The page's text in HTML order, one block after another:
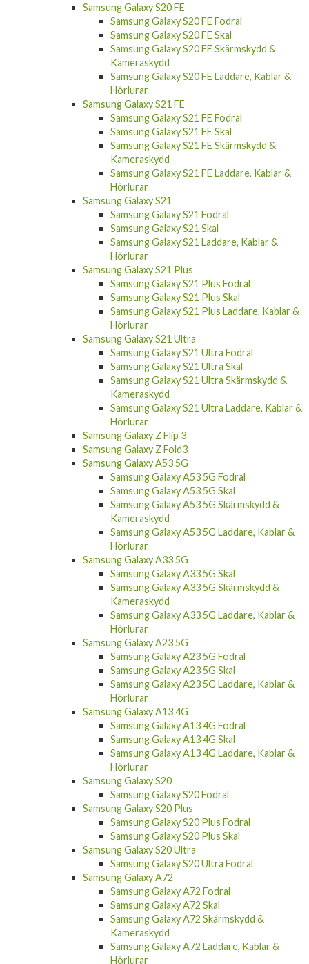
Samsung Galaxy S20 FE Fodral
Samsung Galaxy S20 FE Skal
Samsung Galaxy S20 FE Skärmskydd &
Kameraskydd
Samsung Galaxy S20 FE Laddare, Kablar &
Hörlurar
Samsung Galaxy S21 FE
Samsung Galaxy S21 FE Fodral
Samsung Galaxy S21 FE Skal
Samsung Galaxy S21 FE Skärmskydd &
Kameraskydd
Samsung Galaxy S21 FE Laddare, Kablar &
Hörlurar
Samsung Galaxy S21
Samsung Galaxy S21 Fodral
Samsung Galaxy S21 Skal
Samsung Galaxy S21 Laddare, Kablar &
Hörlurar
Samsung Galaxy S21 Plus
Samsung Galaxy S21 Plus Fodral
Samsung Galaxy S21 Plus Skal
Samsung Galaxy S21 Plus Laddare, Kablar &
Hörlurar
Samsung Galaxy S21 Ultra
Samsung Galaxy S21 Ultra Fodral
Samsung Galaxy S21 Ultra Skal
Samsung Galaxy S21 Ultra Skärmskydd &
Kameraskydd
Samsung Galaxy S21 Ultra Laddare, Kablar &
Hörlurar
Samsung Galaxy Z Flip 3
Samsung Galaxy Z Fold3
Samsung Galaxy A53 5G
Samsung Galaxy A53 5G Fodral
Samsung Galaxy A53 5G Skal
Samsung Galaxy A53 5G Skärmskydd &
Kameraskydd
Samsung Galaxy A53 5G Laddare, Kablar &
Hörlurar
Samsung Galaxy A33 5G
Samsung Galaxy A33 5G Skal
Samsung Galaxy A33 5G Skärmskydd &
Kameraskydd
Samsung Galaxy A33 5G Laddare, Kablar &
Hörlurar
Samsung Galaxy A23 5G
Samsung Galaxy A23 5G Fodral
Samsung Galaxy A23 5G Skal
Samsung Galaxy A23 5G Laddare, Kablar &
Hörlurar
Samsung Galaxy A13 4G
Samsung Galaxy A13 4G Fodral
Samsung Galaxy A13 4G Skal
Samsung Galaxy A13 4G Laddare, Kablar &
Hörlurar
Samsung Galaxy S20
Samsung Galaxy S20 Fodral
Samsung Galaxy S20 Plus
Samsung Galaxy S20 Plus Fodral
Samsung Galaxy S20 Plus Skal
Samsung Galaxy S20 Ultra
Samsung Galaxy S20 Ultra Fodral
Samsung Galaxy A72
Samsung Galaxy A72 Fodral
Samsung Galaxy A72 Skal
Samsung Galaxy A72 Skärmskydd &
Kameraskydd
Samsung Galaxy A72 Laddare, Kablar &
Hörlurar
Samsung Galaxy A52/A52s 5G